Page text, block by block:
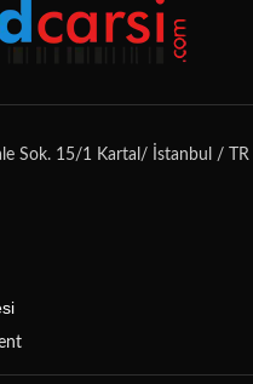
Sok. 15/1 Kartal/ İstanbul / TR